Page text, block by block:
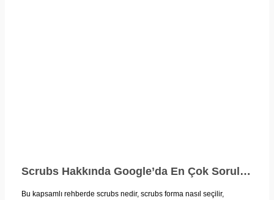
Scrubs Hakkında Google’da En Çok Sorulan 100 Soru ve Cevapları
Bu kapsamlı rehberde scrubs nedir, scrubs forma nasıl seçilir,